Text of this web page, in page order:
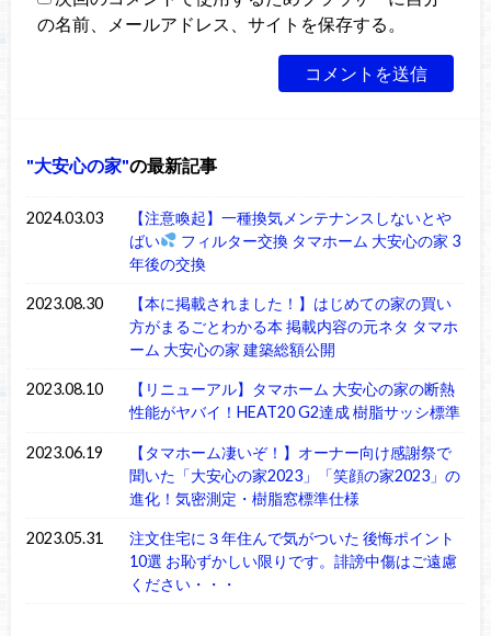
の名前、メールアドレス、サイトを保存する。
大安心の家 の最新記事
2024.03.03
【注意喚起】一種換気メンテナンスしないとや
ばい
フィルター交換 タマホーム 大安心の家 3
年後の交換
2023.08.30
【本に掲載されました！】はじめての家の買い
方がまるごとわかる本 掲載内容の元ネタ タマホ
ーム 大安心の家 建築総額公開
2023.08.10
【リニューアル】タマホーム 大安心の家の断熱
性能がヤバイ！HEAT20 G2達成 樹脂サッシ標準
2023.06.19
【タマホーム凄いぞ！】オーナー向け感謝祭で
聞いた「大安心の家2023」「笑顔の家2023」の
進化！気密測定・樹脂窓標準仕様
2023.05.31
注文住宅に３年住んで気がついた 後悔ポイント
10選 お恥ずかしい限りです。誹謗中傷はご遠慮
ください・・・